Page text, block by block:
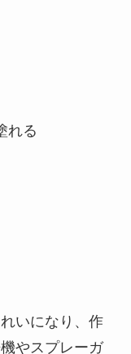
れる
いになり、作
やスプレーガ